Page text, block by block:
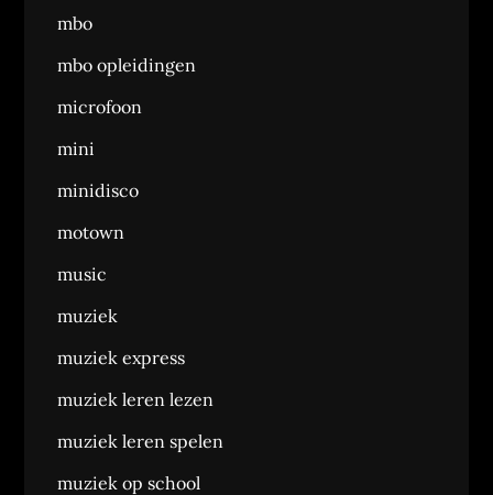
mbo
mbo opleidingen
microfoon
mini
minidisco
motown
music
muziek
muziek express
muziek leren lezen
muziek leren spelen
muziek op school